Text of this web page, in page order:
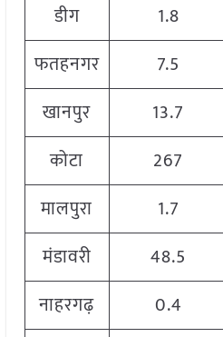
डीग
1.8
फतहनगर
7.5
खानपुर
13.7
कोटा
267
मालपुरा
1.7
मंडावरी
48.5
नाहरगढ़
0.4